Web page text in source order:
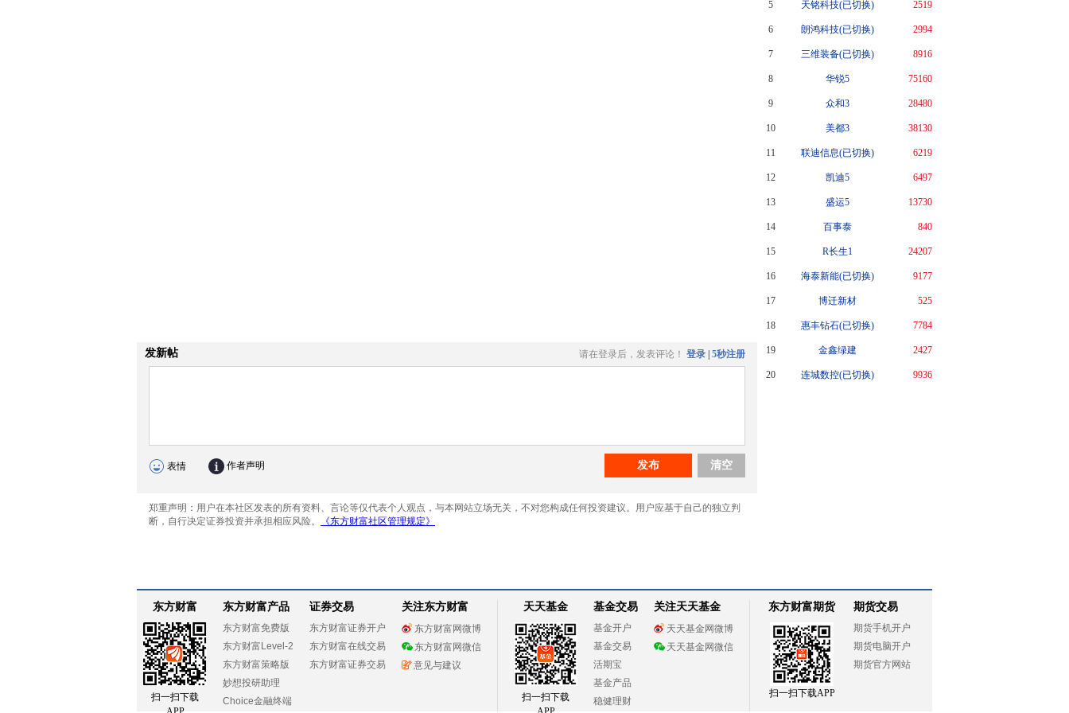
5 天铭科技(已切换) 2519
6 朗鸿科技(已切换) 2994
7 三维装备(已切换) 8916
8 华锐5 75160
9 众和3 28480
10 美都3 38130
11 联迪信息(已切换) 6219
12 凯迪5 6497
13 盛运5 13730
14 百事泰 840
15 R长生1 24207
16 海泰新能(已切换) 9177
17 博迁新材 525
18 惠丰钻石(已切换) 7784
19 金鑫绿建 2427
20 连城数控(已切换) 9936
东方财富
扫一扫下载
东方财富产品
东方财富免费版
东方财富Level-2
东方财富策略版
妙想投研助理
Choice金融终端
证券交易
东方财富证券开户
东方财富在线交易
东方财富证券交易
关注东方财富
东方财富网微博
东方财富网微信
意见与建议
天天基金
扫一扫下载
基金交易
基金开户
基金交易
活期宝
基金产品
稳健理财
关注天天基金
天天基金网微博
天天基金网微信
东方财富期货
扫一扫下载APP
期货交易
期货手机开户
期货电脑开户
期货官方网站